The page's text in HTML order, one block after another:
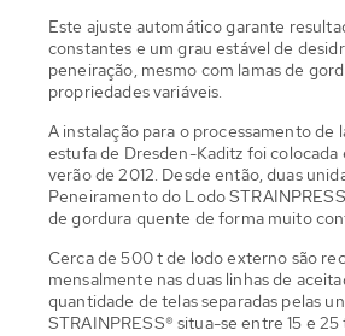
Este ajuste automático garante
constantes e um grau estável de
peneiração, mesmo com lamas de
propriedades variáveis.
A instalação para o processamento de
estufa de Dresden-Kaditz foi colocada
verão de 2012. Desde então, duas
Peneiramento do Lodo
de gordura quente de forma muito
Cerca de 500 t de lodo externo são
mensalmente nas duas linhas de
quantidade de telas separadas pelas
STRAINPRESS® situa-se entre 15 e 25